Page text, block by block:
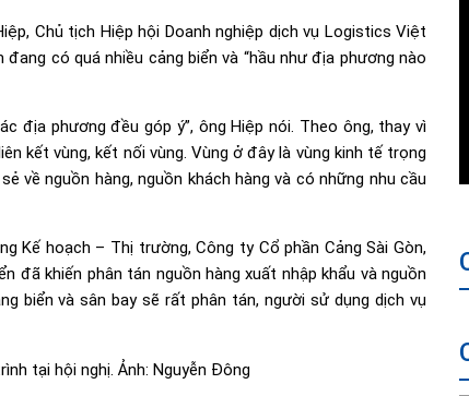
Chủ tịch Hiệp hội Doanh nghiệp dịch vụ Logistics Việt
có quá nhiều cảng biển và “hầu như địa phương nào
địa phương đều góp ý”, ông Hiệp nói. Theo ông, thay vì
kết vùng, kết nối vùng. Vùng ở đây là vùng kinh tế trọng
về nguồn hàng, nguồn khách hàng và có những nhu cầu
Kế hoạch – Thị trường, Công ty Cổ phần Cảng Sài Gòn,
đã khiến phân tán nguồn hàng xuất nhập khẩu và nguồn
biển và sân bay sẽ rất phân tán, người sử dụng dịch vụ